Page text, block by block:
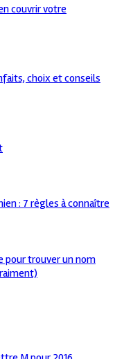
couvrir votre
choix et conseils
: 7 règles à connaître
pour trouver un nom